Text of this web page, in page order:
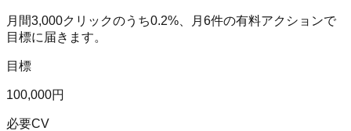
月間3,000クリックのうち0.2%、月 6件の有料アクションで
目標に届きます。
目標
100,000円
必要CV